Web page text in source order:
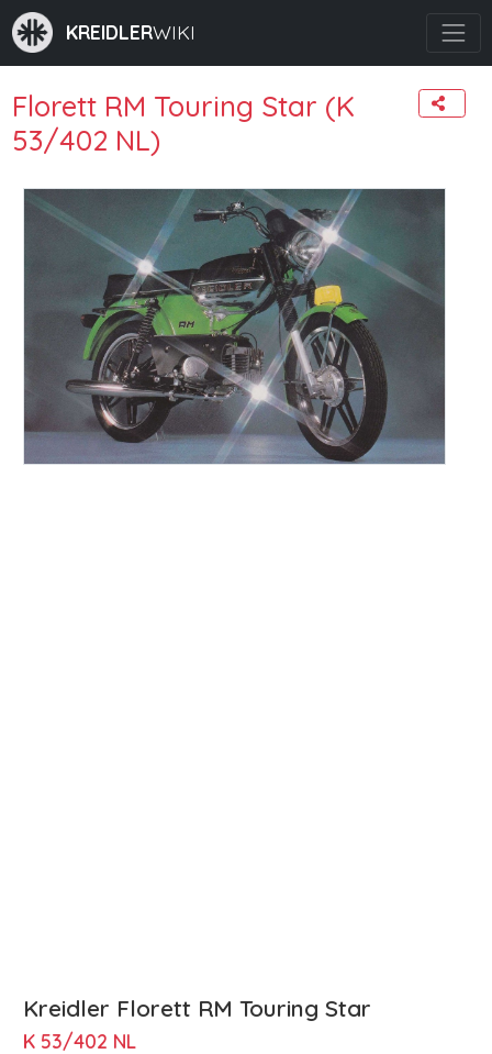
KREIDLERWIKI
Florett RM Touring Star (K
53/402 NL)
Kreidler Florett RM Touring Star
K 53/402 NL